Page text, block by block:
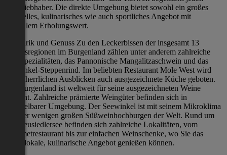
Naturliebhaber. Die direkte Umgebung bietet sowohl ein großes
kulturelles, kulinarisches wie auch sportliches Angebot mit
optimalem Erholungswert.
Kulinarik und Genuss Zu den Leckerbissen der insgesamt 13
Genussregionen im Burgenland zählen unter anderem zahlreiche
Fischspezialitäten, das Pannonische Mangalitzaschwein und das
Seewinkel-Steppenrind. Im beliebten Restaurant Mole West wird
neben herrlichen Ausblicken auch ausgezeichnete Küche geboten.
Das Burgenland ist weltweit für seine ausgezeichneten Weine
bekannt. Zahlreiche prämierte Weingüter befinden sich in
unmittelbarer Umgebung. Der Seewinkel ist mit seinem Mikroklima
eine der wenigen großen Süßweinhochburgen der Welt. Rund um
den Neusiedlersee befinden sich zahlreiche Lokalitäten, vom
Gourmetrestaurant bis zur einfachen Weinschenke, wo Sie das
große lokale, kulinarische Angebot genießen können.